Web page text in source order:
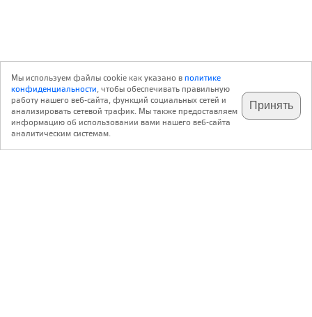
подпишитесь на наш
телеграм @archi_ru
✕
с 20 июля 1999 г.
Мы используем файлы cookie как указано вполитике
конфиденциальности, чтобы обеспечивать правильную
работу нашего веб-сайта, функций социальных сетей и
анализировать сетевой трафик. Мы также предоставляем
информацию об использовании вами нашего веб-сайта
аналитическим системам.
Принять